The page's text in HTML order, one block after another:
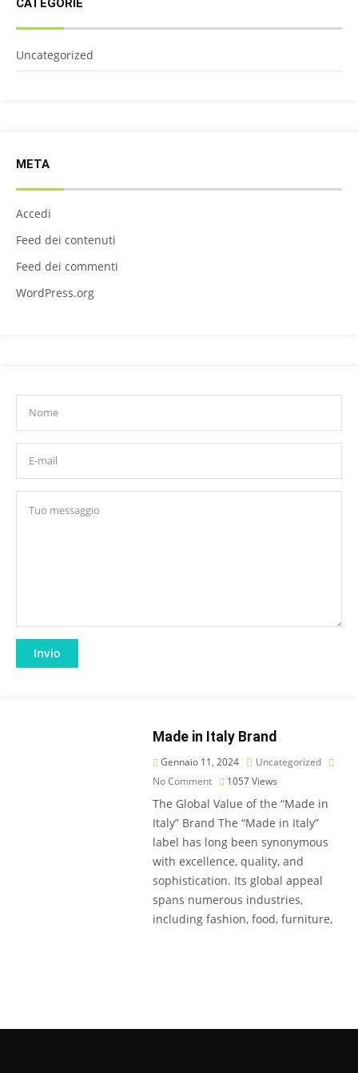
Uncategorized
META
Accedi
Feed dei contenuti
Feed dei commenti
WordPress.org
Made in Italy Brand
Gennaio 11, 2024
Uncategorized
No Comment
1057Views
The Global Value of the “Made in
Italy” Brand The “Made in Italy”
label has long been synonymous
with excellence, quality, and
sophistication. Its global appeal
spans numerous industries,
including fashion, food, furniture,